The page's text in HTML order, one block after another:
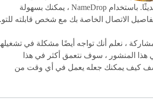
الذي تم إصداره حديثًا. باستخدام NameDrop ، يمكنك بسهولة
الاتصال الخاصة بك مع شخص قابلته للتو.
، نعلم أنك تواجه أيضًا مشكلة في
هذا المنشور ، سوف نتعمق أكثر في هذا
كيف يمكنك جعله يعمل في أي وقت من